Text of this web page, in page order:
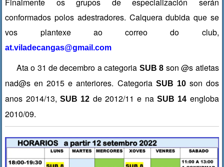
Finalmente os grupos de especialización serán
conformados polos adestradores. Calquera dubida que se
vos plantexe ao correo do club,
at.viladecangas@gmail.com
Ata o 31 de decembro a categoria SUB 8 son @s atletas
nad@s en 2015 e anteriores. Categoria SUB 10son dos
anos 2014/13,SUB 12 de 2012/11 e na SUB 14 engloba
2010/09.